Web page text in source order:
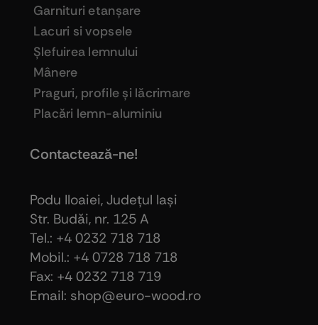
Garnituri etanşare
Lacuri si vopsele
Şlefuirea lemnului
Mânere
Praguri, profile şi lăcrimare
Placări lemn-aluminiu
Contactează-ne!
Podu Iloaiei, Judeţul Iaşi
Str. Budăi, nr. 125 A
Tel.: +4 0232 718 718
Mobil.: +4 0728 718 718
Fax: +4 0232 718 719
Email: shop@euro-wood.ro